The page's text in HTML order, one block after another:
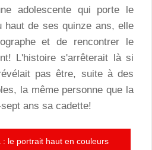
adolescente qui porte le
haut de ses quinze ans, elle
et de rencontrer le
L'histoire s'arrêterait là si
pas être, suite à des
la même personne que la
ans sa cadette!
: le portrait haut en couleurs